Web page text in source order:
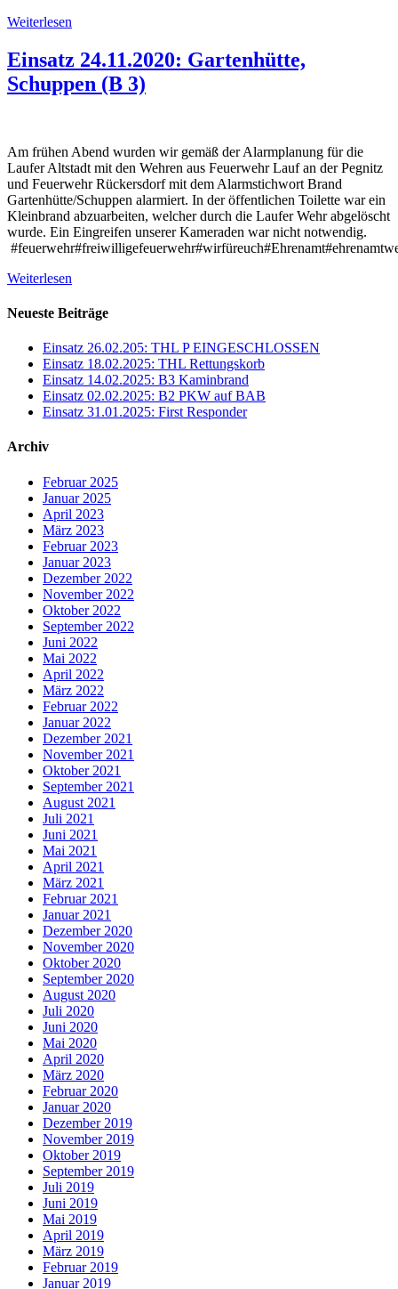
Weiterlesen
Einsatz 24.11.2020: Gartenhütte,
Schuppen (B 3)
Am frühen Abend wurden wir gemäß der Alarmplanung für die
Laufer Altstadt mit den Wehren aus Feuerwehr Lauf an der Pegnitz
und Feuerwehr Rückersdorf mit dem Alarmstichwort Brand
Gartenhütte/Schuppen alarmiert. In der öffentlichen Toilette war ein
Kleinbrand abzuarbeiten, welcher durch die Laufer Wehr abgelöscht
wurde. Ein Eingreifen unserer Kameraden war nicht notwendig.
Weiterlesen
Neueste Beiträge
Einsatz 26.02.205: THL P EINGESCHLOSSEN
Einsatz 18.02.2025: THL Rettungskorb
Einsatz 14.02.2025: B3 Kaminbrand
Einsatz 02.02.2025: B2 PKW auf BAB
Einsatz 31.01.2025: First Responder
Archiv
Februar 2025
Januar 2025
April 2023
März 2023
Februar 2023
Januar 2023
Dezember 2022
November 2022
Oktober 2022
September 2022
Juni 2022
Mai 2022
April 2022
März 2022
Februar 2022
Januar 2022
Dezember 2021
November 2021
Oktober 2021
September 2021
August 2021
Juli 2021
Juni 2021
Mai 2021
April 2021
März 2021
Februar 2021
Januar 2021
Dezember 2020
November 2020
Oktober 2020
September 2020
August 2020
Juli 2020
Juni 2020
Mai 2020
April 2020
März 2020
Februar 2020
Januar 2020
Dezember 2019
November 2019
Oktober 2019
September 2019
Juli 2019
Juni 2019
Mai 2019
April 2019
März 2019
Februar 2019
Januar 2019